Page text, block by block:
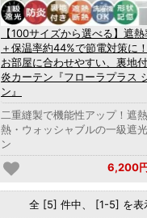
【100サイズから選べる】遮
＋保温率約44%で節電対策に
お部屋に合わせやすい、裏地
炎カーテン『フローラプラス
ン』
二重縫製で機能性アップ！遮
熱・ウォッシャブルの一級遮
ン
6,200
全 [5] 件中、 [1-5] を表